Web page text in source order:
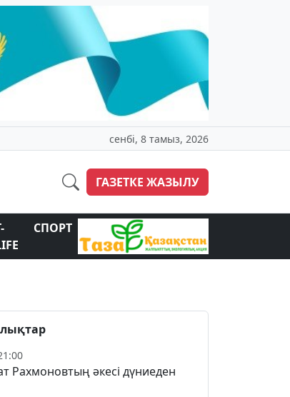
сенбі, 8 тамыз, 2026
ГАЗЕТКЕ ЖАЗЫЛУ
СПОРТ
Рахмоновтың әкесі дүниеден